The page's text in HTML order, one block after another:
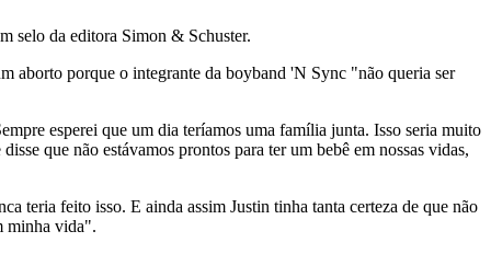
selo da editora Simon & Schuster.
aborto porque o integrante da boyband 'N Sync "não queria ser
esperei que um dia teríamos uma família junta. Isso seria muito
que não estávamos prontos para ter um bebê em nossas vidas,
teria feito isso. E ainda assim Justin tinha tanta certeza de que não
minha vida".